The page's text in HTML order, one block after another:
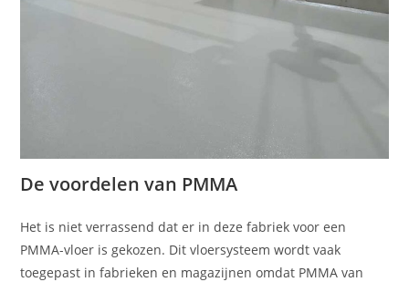
De voordelen van PMMA
Het is niet verrassend dat er in deze fabriek voor een
PMMA-vloer is gekozen. Dit vloersysteem wordt vaak
toegepast in fabrieken en magazijnen omdat PMMA van